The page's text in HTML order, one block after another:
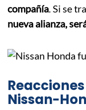
compañía . Si se
nueva alianza,
Nissan-